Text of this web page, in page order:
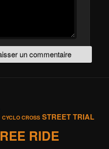
CYCLO CROSS STREET TRIAL
RIDE